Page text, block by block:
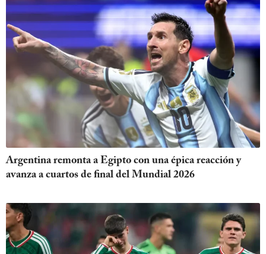
Argentina remonta a Egipto con una épica reacción y
avanza a cuartos de final del Mundial 2026